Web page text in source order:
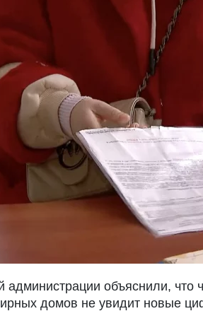
администрации объяснили, что
домов не увидит новые